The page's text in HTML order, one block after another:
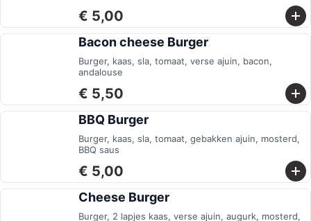
€ 5,00
Bacon cheese Burger
Burger, kaas, sla, tomaat, verse ajuin, bacon,
andalouse
€ 5,50
BBQ Burger
Burger, kaas, sla, tomaat, gebakken ajuin, mosterd,
BBQ saus
€ 5,00
Cheese Burger
Burger, 2 lapjes kaas, verse ajuin, augurk, mosterd,